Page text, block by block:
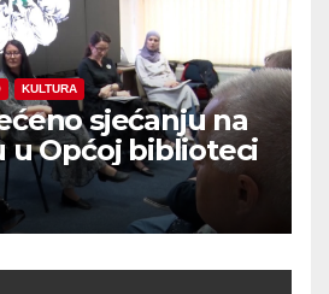
KULTURA
sjećanju na
u Općoj biblioteci